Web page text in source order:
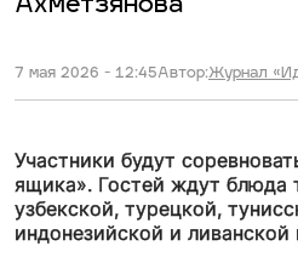
Ахметзянова
7 мая 2026 - 12:45Автор:Журнал
Участники будут
ящика». Гостей ждут блюда
узбекской, турецкой,
индонезийской и ливанской